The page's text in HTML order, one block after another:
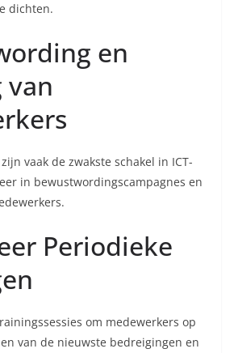
dichten.
en
van
vaak de zwakste schakel in ICT-
in bewustwordingscampagnes en
Periodieke
om medewerkers op
van de nieuwste bedreigingen en